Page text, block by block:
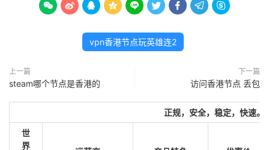
        
vpn香港节点玩英雄连2
上一篇
steam哪个节点是香港的
下一篇
访问香港节点 丢包
正规，安全，稳定，快速。
世
界